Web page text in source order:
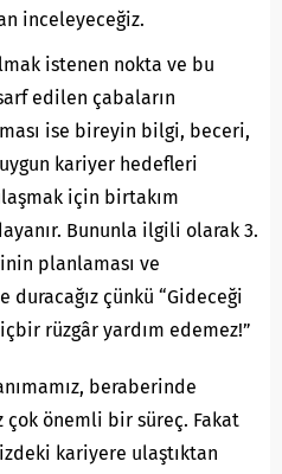
inceleyeceğiz.
istenen nokta ve bu
edilen çabaların
ise bireyin bilgi, beceri,
kariyer hedefleri
için birtakım
Bununla ilgili olarak 3.
planlaması ve
çünkü “Gideceği
rüzgâr yardım edemez!”
beraberinde
çok önemli bir süreç. Fakat
kariyere ulaştıktan